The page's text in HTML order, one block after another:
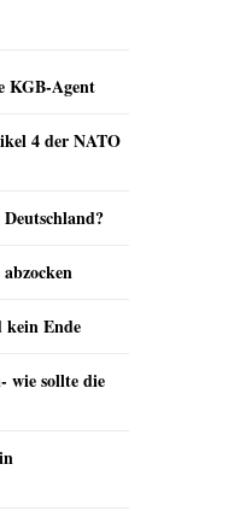
KGB-Agent
4 der NATO
Ende
wie sollte die